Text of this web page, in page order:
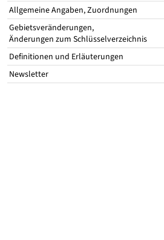
Allgemeine Angaben, Zuordnungen
Gebietsveränderungen,
Änderungen zum Schlüsselverzeichnis
Definitionen und Erläuterungen
Newsletter